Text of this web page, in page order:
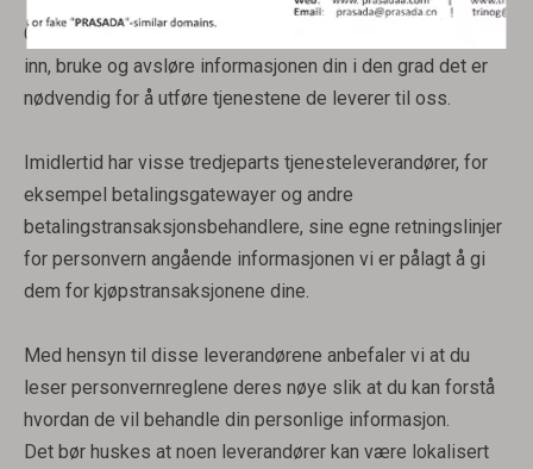
Generelt vil tredjepartsleverandørene vi bruker kun samle
inn, bruke og avsløre informasjonen din i den grad det er
nødvendig for å utføre tjenestene de leverer til oss.
Imidlertid har visse tredjeparts tjenesteleverandører, for
eksempel betalingsgatewayer og andre
betalingstransaksjonsbehandlere, sine egne retningslinjer
for personvern angående informasjonen vi er pålagt å gi
dem for kjøpstransaksjonene dine.
Med hensyn til disse leverandørene anbefaler vi at du
leser personvernreglene deres nøye slik at du kan forstå
hvordan de vil behandle din personlige informasjon.
Det bør huskes at noen leverandører kan være lokalisert